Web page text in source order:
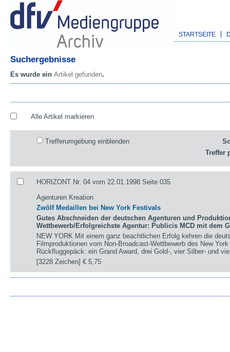
STARTSEITE
Suchergebnisse
Es wurde ein Artikel gefunden.
Alle Artikel markieren
Trefferumgebung einblenden
Treffer
HORIZONT Nr. 04 vom 22.01.1998 Seite 035
Agenturen Kreation
Zwölf Medaillen bei New York Festivals
Gutes Abschneiden der deutschen Agenturen und
Wettbewerb/Erfolgreichste Agentur: Publicis MCD mit dem
NEW YORK Mit einem ganz beachtlichen Erfolg kehren die
Filmproduktionen vom Non-Broadcast-Wettbewerb des New
Rückfluggepäck: ein Grand Award, drei Gold-, vier Silber- und
[3228 Zeichen]€ 5,75